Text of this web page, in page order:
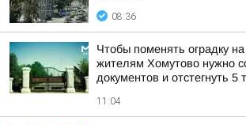
08:36
Чтобы поменять оградку
жителям Хомутово нужно
документов и отстегнуть 5
11:04